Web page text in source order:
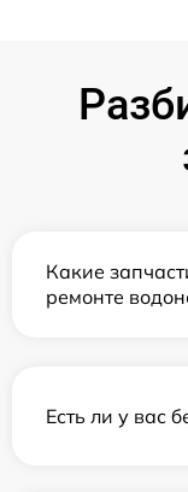
Какие
ремонте
Есть ли у вас